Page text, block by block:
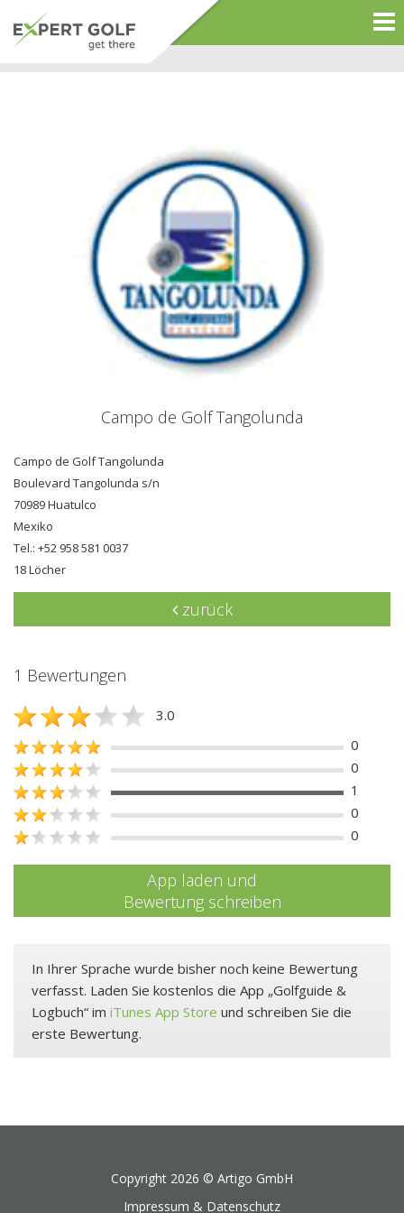
Campo de Golf Tangolunda
Campo de Golf Tangolunda
Boulevard Tangolunda s/n
70989 Huatulco
Mexiko
Tel.: +52 958 581 0037
18 Löcher
zurück
1 Bewertungen
3.0
0
0
1
0
0
App laden und
Bewertung schreiben
In Ihrer Sprache wurde bisher noch keine Bewertung
verfasst. Laden Sie kostenlos die App „Golfguide &
Logbuch“ im iTunes App Store und schreiben Sie die
erste Bewertung.
Copyright 2026 © Artigo GmbH
Impressum & Datenschutz